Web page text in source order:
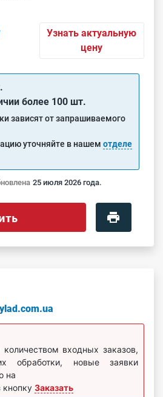
Узнать актуальную
цену
более 100 шт.
зависят от запрашиваемого
уточняйте в нашем отделе
25 июля 2026 года.
входных заказов,
обработки, новые заявки
на
кнопку Заказать